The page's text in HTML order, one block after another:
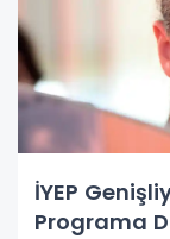
İYEP
Programa